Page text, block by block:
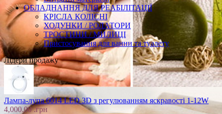
ОБЛАДНАННЯ ДЛЯ РЕАБІЛІТАЦІЇ
КРІСЛА КОЛІСНІ
ХОДУНКИ / РОЛАТОРИ
ТРОСТИНИ / МИЛИЦІ
Пристосування для ванни та туалету
Лідери продажу
Лампа-лупа 6014 LED 3D з регулюванням яскравості 1-12W
4,000.00 .грн